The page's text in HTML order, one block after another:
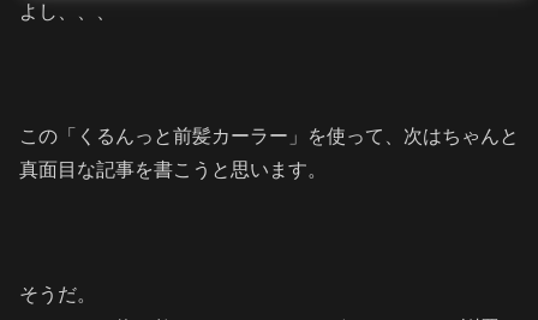
よし、、、
この「くるんっと前髪カーラー」を使って、次はちゃんと
真面目な記事を書こうと思います。
そうだ。